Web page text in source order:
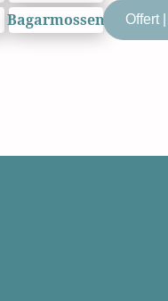
Bagarmossen Offert